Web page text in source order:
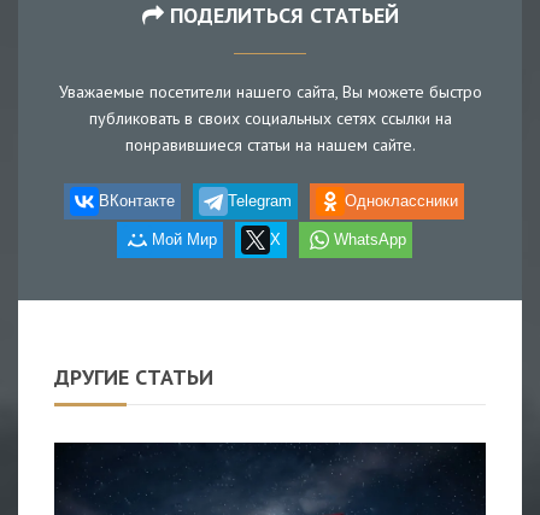
ПОДЕЛИТЬСЯ СТАТЬЕЙ
Уважаемые посетители нашего сайта, Вы можете быстро
публиковать в своих социальных сетях ссылки на
понравившиеся статьи на нашем сайте.
ВКонтакте Telegram Одноклассники
Мой Мир X WhatsApp
ДРУГИЕ СТАТЬИ